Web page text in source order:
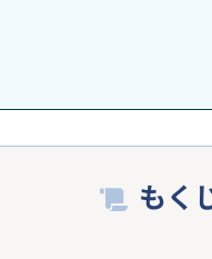
もく